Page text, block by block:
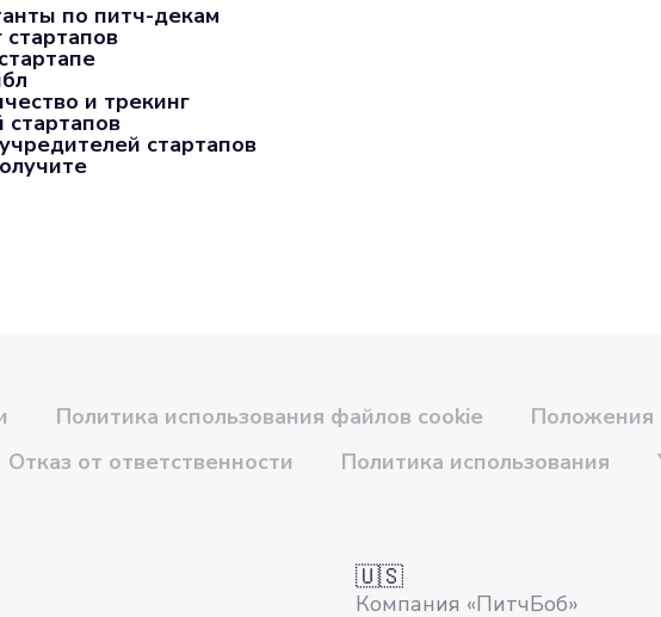
по питч-декам
стартапов
и трекинг
стартапов
стартапов
Политика использования файлов cookie
Положения
Отказ от ответственности Политика использования
🇺🇸
Компания «ПитчБоб»